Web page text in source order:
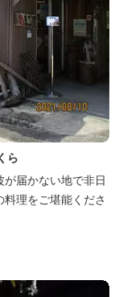
ら
届かない地で非日
理をご堪能くださ